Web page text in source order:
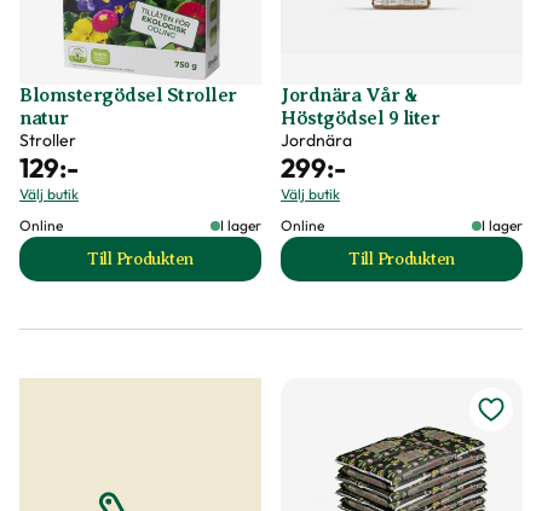
Blomstergödsel Stroller
natur
Stroller
129:-
Välj butik
Online
I lager
Till Produkten
till Blomstergödsel Stroller natur produktsida
Jordnära Vår &
Höstgödsel 9 liter
Jordnära
299:-
Välj butik
Online
I lager
Till Produkten
till Jordnära Vår